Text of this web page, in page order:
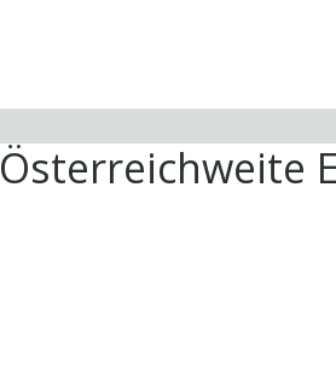
Österreichweite